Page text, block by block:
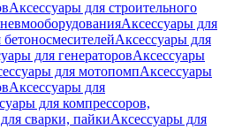
Аксессуары для строительного
Аксессуары для
Аксессуары для
для генераторовАксессуары
для мотопомпАксессуары
Аксессуары для
для компрессоров,
сварки, пайкиАксессуары для